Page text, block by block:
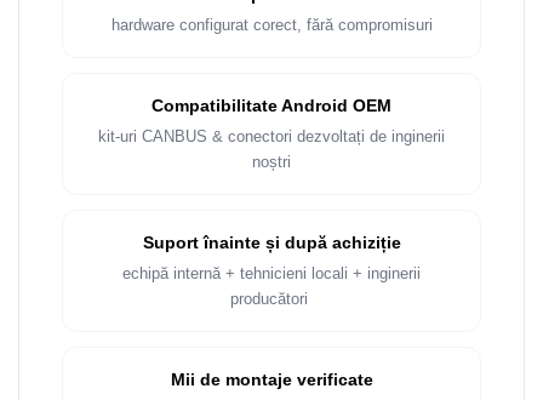
hardware configurat corect, fără compromisuri
Compatibilitate Android OEM
kit-uri CANBUS & conectori dezvoltați de inginerii
noștri
Suport înainte și după achiziție
echipă internă + tehnicieni locali + inginerii
producători
Mii de montaje verificate